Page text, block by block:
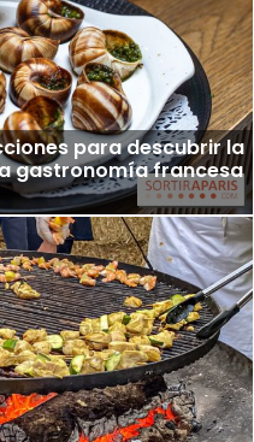
para descubrir la
gastronomía francesa